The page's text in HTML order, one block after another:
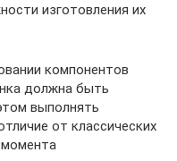
изготовления их
компонентов
должна быть
выполнять
от классических